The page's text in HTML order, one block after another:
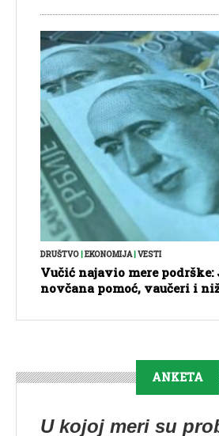
DRUŠTVO|EKONOMIJA|VESTI
Vučić najavio mere
novčana pomoć, vaučeri i
ANKETA
U kojoj meri su